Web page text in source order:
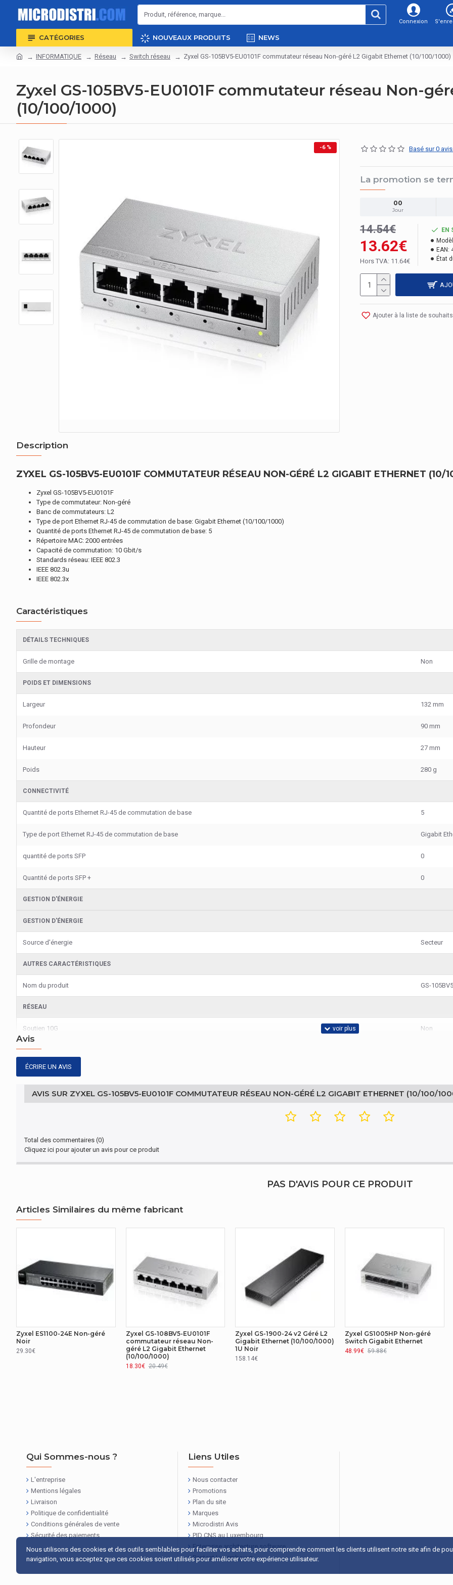
Connexion
CATÉGORIES NOUVEAUX PRODUITS NEWS
INFORMATIQUE Réseau Switch réseau Zyxel GS-105BV5-EU0101F commutateur réseau Non-géré L2 Gigabit Ethernet (10/100/1000)
Zyxel GS-105BV5-EU0101F commutateur réseau Non-
(10/100/1000)
-6 % Basé sur 0
La promotion se
00
Jour
13.62€
14.54€
Hors TVA: 11.64€
EN
EAN:
État
Ajouter à la liste de souhaits
Description
ZYXEL GS-105BV5-EU0101F COMMUTATEUR RÉSEAU NON-GÉRÉ L2 GIGABIT ETHERNET (10/
Zyxel GS-105BV5-EU0101F
Type de commutateur: Non-géré
Banc de commutateurs: L2
Type de port Ethernet RJ-45 de commutation de base: Gigabit Ethernet (10/100/1000)
Quantité de ports Ethernet RJ-45 de commutation de base: 5
Répertoire MAC: 2000 entrées
Capacité de commutation: 10 Gbit/s
Standards réseau: IEEE 802.3
IEEE 802.3u
IEEE 802.3x
Caractéristiques
DÉTAILS TECHNIQUES
Grille de montage Non
POIDS ET DIMENSIONS
Largeur 132 mm
Profondeur 90 mm
Hauteur 27 mm
Poids 280 g
CONNECTIVITÉ
Quantité de ports Ethernet RJ-45 de commutation de base 5
Type de port Ethernet RJ-45 de commutation de base Gigabit
quantité de ports SFP 0
Quantité de ports SFP + 0
GESTION D'ÉNERGIE
GESTION D'ÉNERGIE
Source d'énergie Secteur
AUTRES CARACTÉRISTIQUES
Nom du produit GS-
RÉSEAU
Soutien 10G Non
TRANSMITION DES DONNÉES
Taux de transfert
RÉSEAU
TRANSMITION DES DONNÉES
Bloc d'alimentation inclus
Banc de commutateurs L2
Type de commutateur Non-géré
Géré sur le Cloud Non
Classification du trafic
Avis
ÉCRIRE UN AVIS
AVIS SUR ZYXEL GS-105BV5-EU0101F COMMUTATEUR RÉSEAU NON-GÉRÉ L2 GIGABIT ETHERNET (10/100/
Total des commentaires (0)
Cliquez ici pour ajouter un avis pour ce produit
PAS D'AVIS POUR CE PRODUIT
Articles Similaires du même fabricant
Zyxel ES1100-24E Non-géré
Noir
29.30€
Zyxel GS-108BV5-EU0101F
commutateur réseau Non-
géré L2 Gigabit Ethernet
(10/100/1000)
18.30€ 20.49€
Zyxel GS-1900-24 v2 Géré L2
Gigabit Ethernet (10/100/1000)
1U Noir
158.14€
Zyxel GS1005HP Non-géré
Switch Gigabit Ethernet
48.99€ 59.88€
Qui Sommes-nous ?
L'entreprise
Mentions légales
Livraison
Politique de confidentialité
Conditions générales de vente
Sécurité des paiements
Liens Utiles
Nous contacter
Promotions
Plan du site
Marques
Microdistri Avis
PID CNS au Luxembourg
Enterprise architecture software
Pentest Luxembourg
Nous utilisons des cookies et des outils semblables pour faciliter vos achats, pour comprendre comment les clients utilisent notre site afin de
navigation, vous acceptez que ces cookies soient utilisés pour améliorer votre expérience utilisateur.